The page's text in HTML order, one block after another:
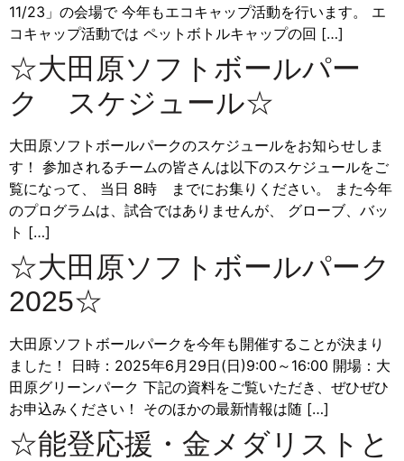
11/23」の会場で 今年もエコキャップ活動を行います。 エ
コキャップ活動では ペットボトルキャップの回 […]
☆大田原ソフトボールパー
ク スケジュール☆
大田原ソフトボールパークのスケジュールをお知らせしま
す！ 参加されるチームの皆さんは以下のスケジュールをご
覧になって、 当日 8時 までにお集りください。 また今年
のプログラムは、試合ではありませんが、 グローブ、バッ
ト […]
☆大田原ソフトボールパーク
2025☆
大田原ソフトボールパークを今年も開催することが決まり
ました！ 日時：2025年6月29日(日)9:00～16:00 開場：大
田原グリーンパーク 下記の資料をご覧いただき、ぜひぜひ
お申込みください！ そのほかの最新情報は随 […]
☆能登応援・金メダリストと